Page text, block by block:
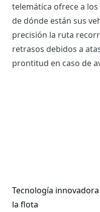
telemática ofrece a
de dónde están sus
precisión la ruta
retrasos debidos a
prontitud en caso de
Tecnología
la flota